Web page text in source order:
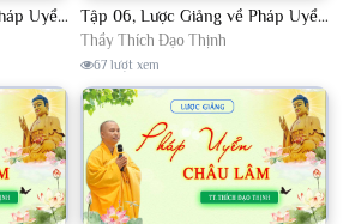
Tập 04, Lược Giảng về Pháp Uyển Châu Lâm, Chủ giảng TT. Thích Đạo Thịnh Tập 06, Lược Giảng về Pháp Uyển Châu Lâm, Chủ giảng TT. Thích Đạo Thịnh
Thầy Thích Đạo Thịnh
67 lượt xem